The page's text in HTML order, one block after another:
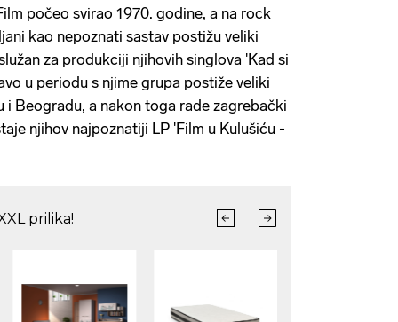
počeo svirao 1970. godine, a na rock
kao nepoznati sastav postižu veliki
za produkciji njihovih singlova 'Kad si
u periodu s njime grupa postiže veliki
i Beogradu, a nakon toga rade zagrebački
njihov najpoznatiji LP 'Film u Kulušiću -